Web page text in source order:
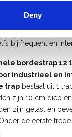
Deny
van
voor een solide
bij frequent en
bordestrap 12
industrieel en
trap bestaat uit 1
zijn 10 cm diep
zijn gelast en
de eerste